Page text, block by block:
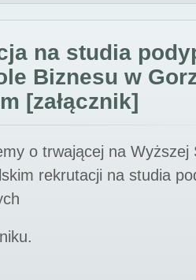
na studia
Biznesu w
[załącznik]
o trwającej na Wyższej
rekrutacji na studia